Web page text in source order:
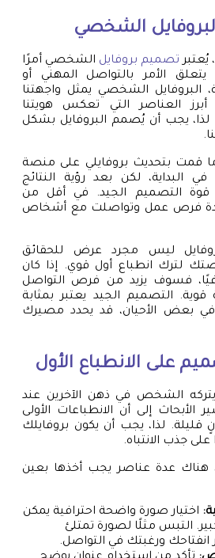
الشخصي
يُعتبر تصميم بروفايل الشخصي أمرًا
الأمر بالتواصل المهني أو
البروفايل الشخصي يمثل واجهتنا
أبرز العناصر التي تعكس هويتنا
لذا، يجب أن يُصمم البروفايل بشكل
قمت بتحديث بروفايلي على منصة
البداية، لكن بعد رؤية النتائج
قوة التصميم الجيد. في أقل من
فرص عمل وتواصلت مع أشخاص
ليس مجرد عرض للحقائق
لترك انطباع أول قوي. إذا كان
فسوف يزيد من فرص التواصل
التصميم الجيد يعتبر بمثابة
بعض الأحيان، قد يحدد مصيرك
على الانطباع الأول
يتركه الشخص في ذهن الآخرين عند
الأبحاث إلى أن الانطباعات الأولى
لذا، يجب أن يكون بروفايلك
جذب الانتباه.
هناك عدة عناصر يجب أخذها بعين
اختيار صورة واضحة احترافية يمكن
التبس مثلًا لصورة تمتلئ
انفتاحك ورغبتك في التواصل.